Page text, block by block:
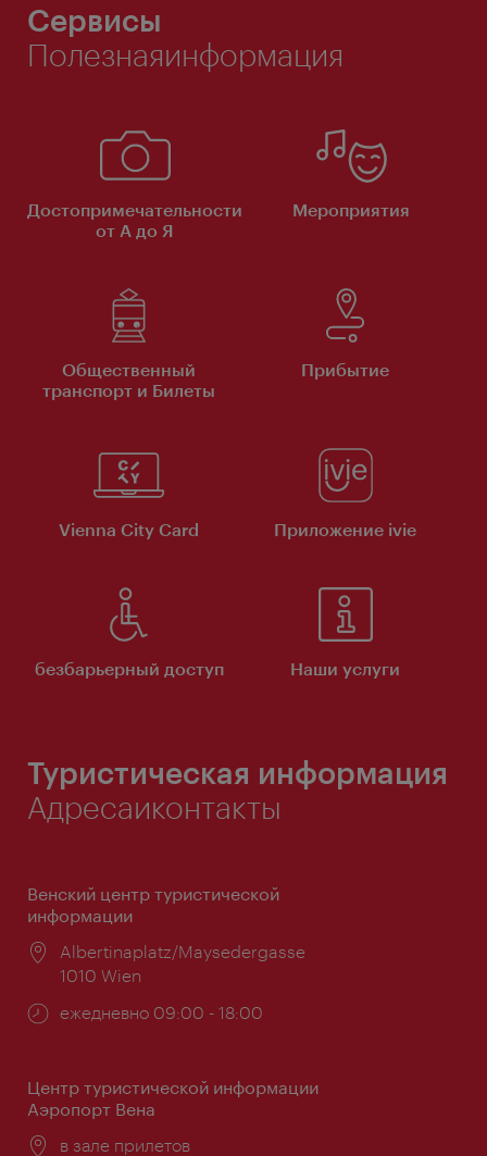
Сервисы
Полезнаяинформация
Достопримечательности
от А до Я
Мероприятия
Общественный
транспорт и Билеты
Прибытие
Vienna City Card Приложение ivie
безбарьерный доступ Наши услуги
Туристическая информация
Адресаиконтакты
Венский центр туристической
информации
Расположение:
Albertinaplatz/Maysedergasse
1010 Wien
Часы
ежедневно 09:00 - 18:00
Центр туристической информации
Аэропорт Вена
Расположение:
в зале прилетов